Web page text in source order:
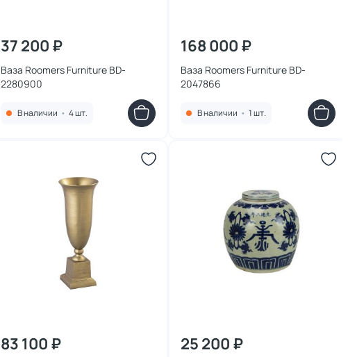
37 200 ₽
Ваза Roomers Furniture BD-
2280900
В наличии • 4 шт.
168 000 ₽
Ваза Roomers Furniture BD-
2047866
В наличии • 1 шт.
83 100 ₽ 25 200 ₽